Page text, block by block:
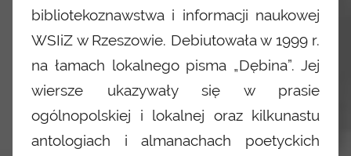
bibliotekoznawstwa i informacji naukowej
WSIiZ w Rzeszowie. Debiutowała w 1999 r.
na łamach lokalnego pisma „Dębina”. Jej
wiersze ukazywały się w prasie
ogólnopolskiej i lokalnej oraz kilkunastu
antologiach i almanachach poetyckich